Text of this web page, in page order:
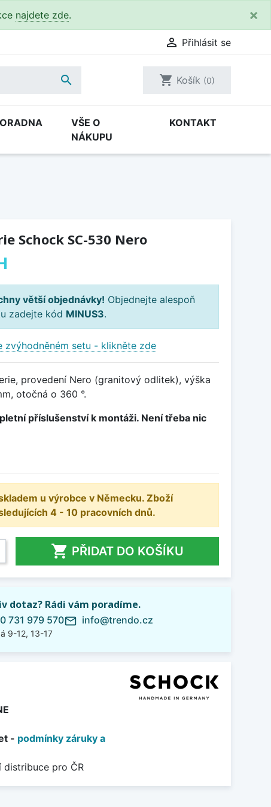
najdete zde. ×
 Přihlásit se
 shopping_cart Košík (0)
VŠE O
NÁKUPU
KONTAKT
Schock SC-530 Nero
větší objednávky! Objednejte alespoň
zadejte kód MINUS3.
zvýhodněném setu - klikněte zde
provedení Nero (granitový odlitek), výška
otočná o 360 °.
příslušenství k montáži. Není třeba nic
u výrobce v Německu. Zboží
4 - 10 pracovních dnů.
 PŘIDAT DO KOŠÍKU
dotaz? Rádi vám poradíme.
731 979 570
9-12, 13-17
mail_outline info@trendo.cz
- podmínky záruky a
pro ČR